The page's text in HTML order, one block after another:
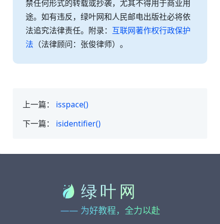
禁任何形式的转载或抄袭，尤其不得用于商业用
途。如有违反，绿叶网和人民邮电出版社必将依
法追究法律责任。附录： 互联网著作权行政保护
法 （法律顾问：张俊律师）。
上一篇： isspace()
下一篇： isidentifier()
—— 为好教程，全力以赴